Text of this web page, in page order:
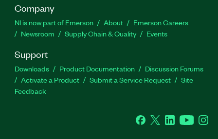
Company
NI is now part of Emerson About
Emerson Careers
Newsroom
Supply Chain & Quality Events
Support
Downloads Product Documentation
Discussion Forums
Activate a Product
Submit a Service Request
Site
Feedback
Facebook
Twitter LinkedInYouTube